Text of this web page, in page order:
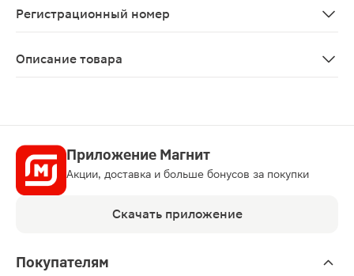
Регистрационный номер
Описание товара
Приложение Магнит
Акции, доставка и больше бонусов за покупки
Скачать приложение
Покупателям